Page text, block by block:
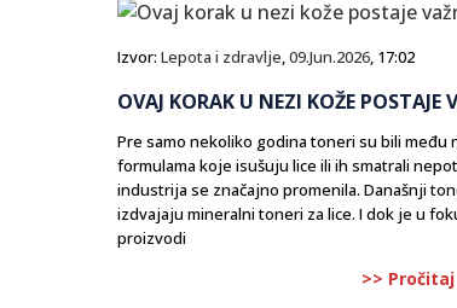
Izvor: Lepota i zdravlje,09.Jun.2026, 17:02
OVAJ KORAK U NEZI KOŽE POSTAJE
Pre samo nekoliko godina toneri su bili
formulama koje isušuju lice ili ih smatrali
industrija se značajno promenila. Današnji
izdvajaju mineralni toneri za lice. I dok je u
proizvodi
>>